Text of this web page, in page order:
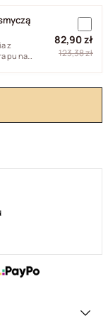
z
pu na
82,90 zł
123,38 zł